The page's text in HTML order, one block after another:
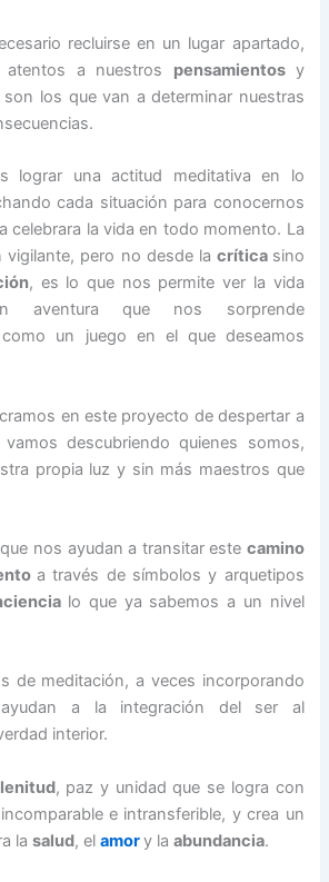
recluirse en un lugar apartado,
a nuestros pensamientos y
son los que van a determinar nuestras
lograr una actitud meditativa en lo
cada situación para conocernos
celebrara la vida en todo momento. La
vigilante, pero no desde la crítica sino
, es lo que nos permite ver la vida
aventura que nos sorprende
un juego en el que deseamos
en este proyecto de despertar a
descubriendo quienes somos,
propia luz y sin más maestros que
que nos ayudan a transitar este camino
a través de símbolos y arquetipos
lo que ya sabemos a un nivel
de meditación, a veces incorporando
a la integración del ser al
interior.
, paz y unidad que se logra con
e intransferible, y crea un
lasalud, elamory laabundancia.